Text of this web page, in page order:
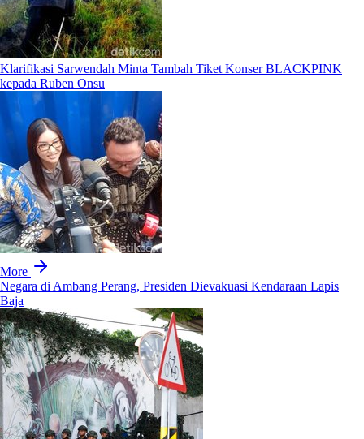
Klarifikasi Sarwendah Minta Tambah Tiket Konser BLACKPINK
kepada Ruben Onsu
More
Negara di Ambang Perang, Presiden Dievakuasi Kendaraan Lapis
Baja